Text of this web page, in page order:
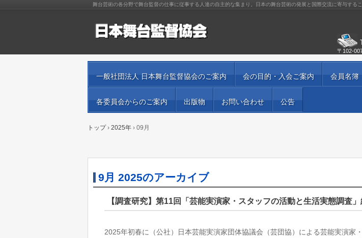
舞台芸術の各分野で舞台監督の仕事に従事する人達の自主的な集まり。日本の舞台芸術の発展と国際交流に寄与するこ
〒102-
一般社団法人 日本舞台監督協会のご案内 会の目的・入会ご案内 会員名簿
各委員会からのご案内 出版物 お問い合わせ 公告
トップ › 2025年 › 09月
9月 2025のアーカイブ
【調査研究】第11回「芸能実演家・スタッフの活動と生活実態調査
2025年初春に（公社）日本芸能実演家団体協議会（芸団協）による芸能実演家